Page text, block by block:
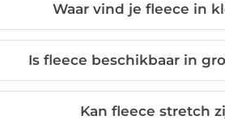
Waar vind je fleece in
Is fleece beschikbaar in
Kan fleece stretch